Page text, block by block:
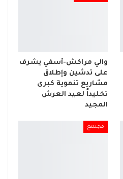
والي مراكش-آسفي يشرف
على تدشين وإطلاق
مشاريع تنموية كبرى
تخليداً لعيد العرش
المجيد
مجتمع